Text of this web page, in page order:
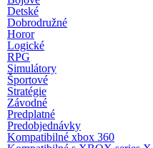
Detské
Dobrodružné
Horor
Logické
RPG
Simulátory
Športové
Stratégie
Závodné
Predplatné
Predobjednávky
Kompatibilné xbox 360